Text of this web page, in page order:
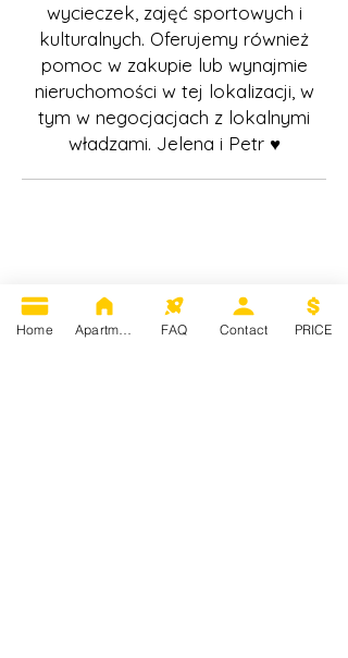
wycieczek, zajęć sportowych i
kulturalnych. Oferujemy również
pomoc w zakupie lub wynajmie
nieruchomości w tej lokalizacji, w
tym w negocjacjach z lokalnymi
władzami. Jelena i Petr ♥
Home FAQ Contact PRICE